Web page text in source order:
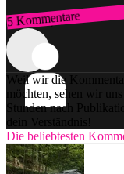
5 Kommentare
Zum Login
Weil wir die
möchten, sehen wir
Stunden nach
dein Verständnis!
Die beliebtesten